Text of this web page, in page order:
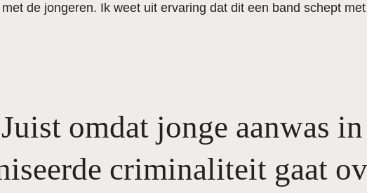
de jongeren. Ik weet uit ervaring dat dit een band schept
Juist omdat jonge aanwas
criminaliteit gaat